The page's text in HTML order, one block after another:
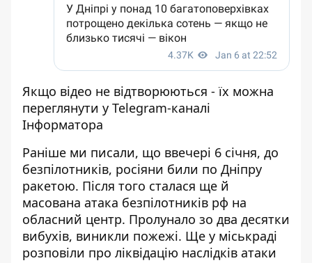
Якщо відео не відтворюються - їх можна
переглянути у Telegram-каналі
Інформатора
Раніше ми писали, що ввечері 6 січня, до
безпілотників, росіяни били по Дніпру
ракетою. Після того сталася ще й
масована атака безпілотників рф на
обласний центр. Пролунало зо два десятки
вибухів, виникли пожежі. Ще у міськраді
розповіли про ліквідацію наслідків атаки